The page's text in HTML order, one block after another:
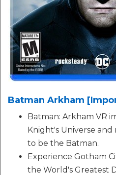
Batman Arkham
Batman: Arkham VR
Knight's Universe
to be the Batman.
Experience Gotham
the World's Greatest